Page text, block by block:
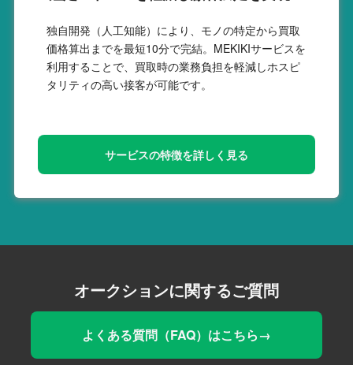
独自開発（人工知能）により、モノの特定から買取
価格算出までを最短10分で完結。MEKIKIサービスを
利用することで、買取時の業務負担を軽減しホスピ
タリティの高い接客が可能です。
サービスの特徴を詳しく見る
オークションに関するご質問
よくある質問（FAQ）はこちら→